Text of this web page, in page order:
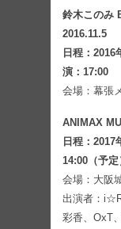
鈴木このみ
2016.11.5
日程：2016
演：17:00
会場：幕張
ANIMAX
日程：2017
14:00（予定
会場：大阪
出演者：
彩香、OxT